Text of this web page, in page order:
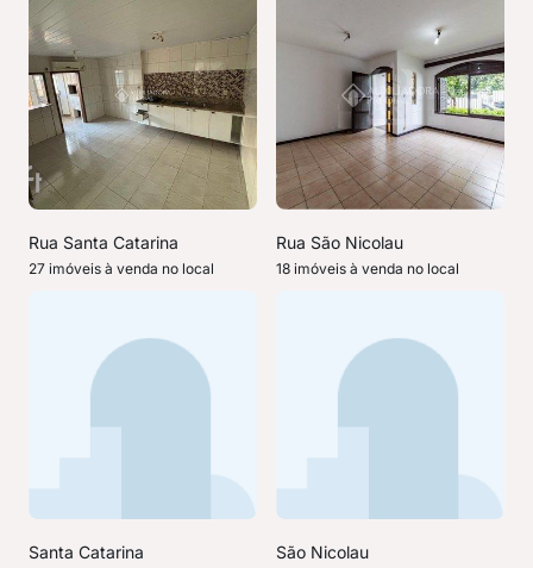
Rua Santa Catarina
27 imóveis à venda no local
Rua São Nicolau
18 imóveis à venda no local
Santa Catarina São Nicolau